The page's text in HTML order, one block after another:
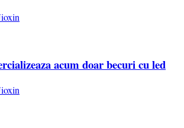
acum doar becuri cu led